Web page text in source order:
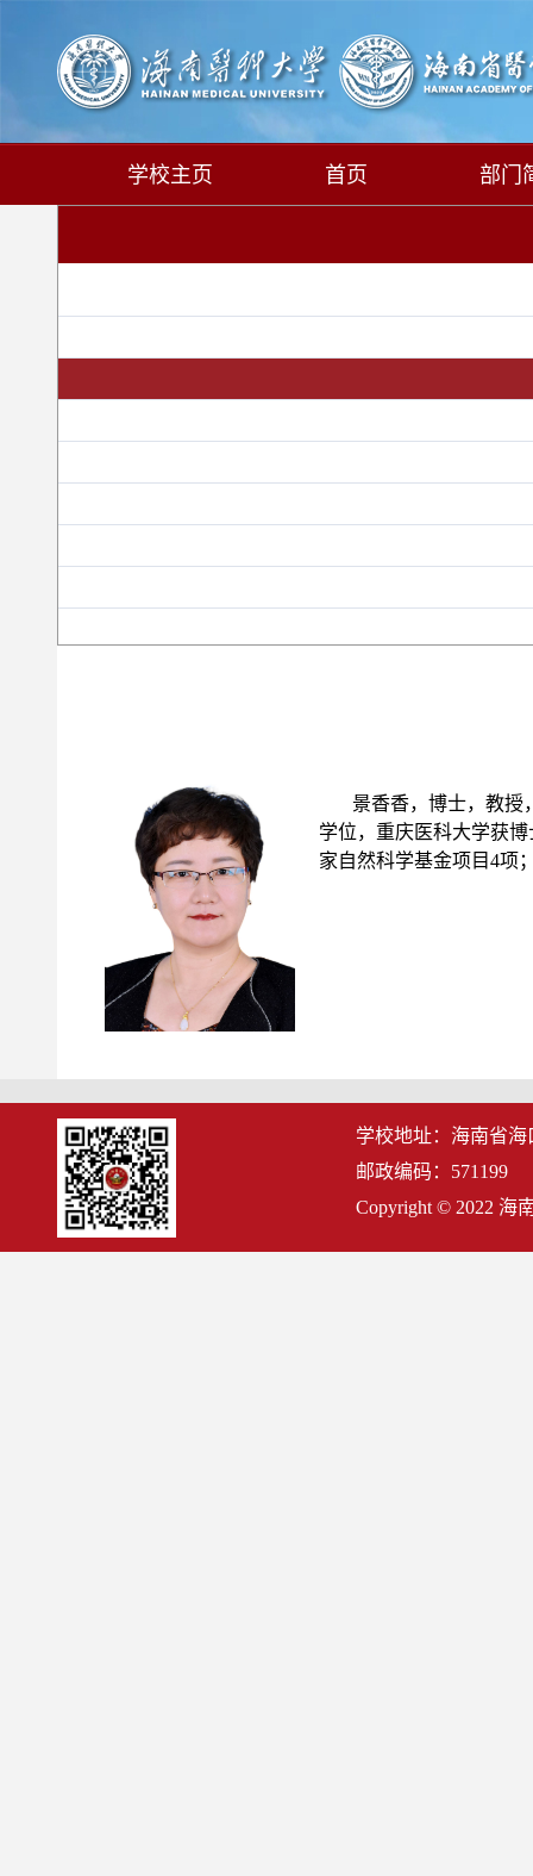
学校主页 首页 部门
景香香， 博士，教授
学位，重庆医科大学获博
家自然科学基金项目4项
学校地址：海南省
邮政编码：571199
Copyright © 2022 海